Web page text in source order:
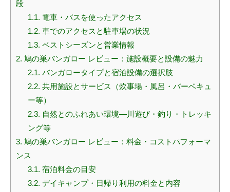
段
1.1. 電車・バスを使ったアクセス
1.2. 車でのアクセスと駐車場の状況
1.3. ベストシーズンと営業情報
2. 鳩の巣バンガロー レビュー：施設概要と設備の魅力
2.1. バンガロータイプと宿泊設備の選択肢
2.2. 共用施設とサービス（炊事場・風呂・バーベキュ
ー等）
2.3. 自然とのふれあい環境—川遊び・釣り・トレッキ
ング等
3. 鳩の巣バンガロー レビュー：料金・コストパフォーマ
ンス
3.1. 宿泊料金の目安
3.2. デイキャンプ・日帰り利用の料金と内容